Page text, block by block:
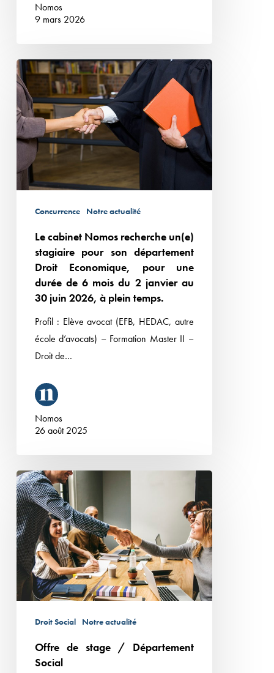
Nomos
9 mars 2026
Le
cabinet
Nomos
recherche
un(e)
stagiaire
pour
son
Economique,
durée
janvier
à
plein
temps.
Concurrence Notre actualité
Le cabinet Nomos recherche un(e)
stagiaire pour son département
Droit Economique, pour une
durée de 6 mois du 2 janvier au
30 juin 2026, à plein temps.
Profil : Elève avocat (EFB, HEDAC, autre
école d’avocats) – Formation Master II –
Droit de…
Nomos
26 août 2025
Offre
de
stage
/
Département
Social
Droit Social Notre actualité
Offre de stage / Département
Social